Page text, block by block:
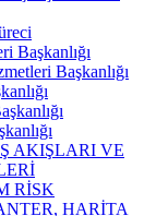
Başkanlığı
Başkanlığı
AKIŞLARI VE
RİSK
HARİTA